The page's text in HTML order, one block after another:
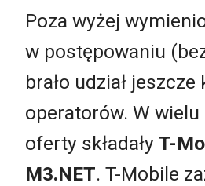
Poza wyżej
w postępowaniu
brało udział jeszcze
operatorów. W
oferty składały T-
M3.NET. T-Mobile